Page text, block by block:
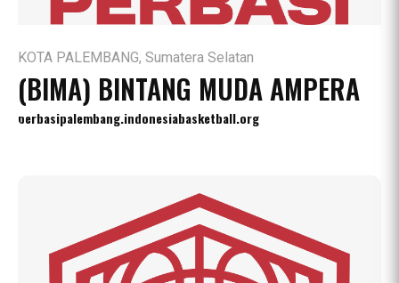
KOTA PALEMBANG, Sumatera Selatan
(BIMA) BINTANG MUDA AMPERA
perbasipalembang.indonesiabasketball.org